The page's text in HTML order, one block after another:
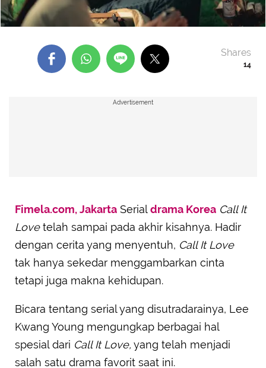
14
Shares
Advertisement
Fimela.com, Jakarta Serialdrama Korea Call It
Lovetelah sampai pada akhir kisahnya. Hadir
dengan cerita yang menyentuh, Call It Love
tak hanya sekedar menggambarkan cinta
tetapi juga makna kehidupan.
Bicara tentang serial yang disutradarainya, Lee
Kwang Young mengungkap berbagai hal
spesial dari Call It Love, yang telah menjadi
salah satu drama favorit saat ini.